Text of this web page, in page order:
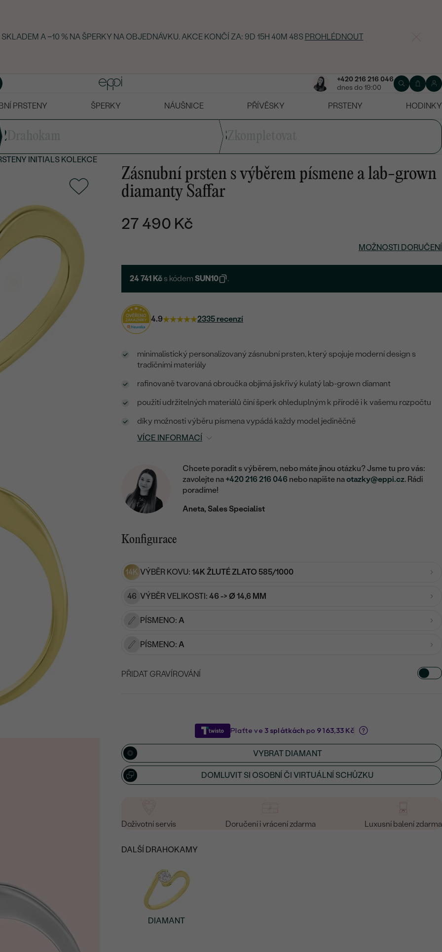
SKLADEM A −10 % NA ŠPERKY NA OBJEDNÁVKU. AKCE KONČÍ ZA: 9D 15H 40M 47S PROHLÉDNOUT
+420 216 216 046
dnes do 19:00
PRSTENY ŠPERKY NÁUŠNICE PŘÍVĚSKY PRSTENY HODINKY
2 3
INITIALS KOLEKCE
Zásnubní prsten s výběrem písmene a lab-grown
diamanty Saffar
27 490 Kč
MOŽNOSTI DORUČENÍ
24 741 Kč s kódemSUN10 .
4.9 2335 recenzí
minimalistický personalizovaný zásnubní prsten, který spojuje moderní design s
tradičními materiály
rafinovaně tvarovaná obroučka objímá jiskřivý kulatý lab-grown diamant
použití udržitelných materiálů činí šperk ohleduplným k přírodě i k vašemu rozpočtu
díky možnosti výběru písmena vypádá každy model jediněčně
VÍCE INFORMACÍ
Chcete poradit s výběrem, nebo máte jinou otázku? Jsme tu pro vás:
zavolejte na +420 216 216 046 nebo napište naotazky@eppi.cz. Rádi
poradíme!
Aneta, Sales Specialist
Konfigurace
14K VÝBĚR KOVU: 14K ŽLUTÉ ZLATO 585/1000
46 VÝBĚR VELIKOSTI: 46 -> Ø 14,6 MM
PÍSMENO: A
PÍSMENO: A
PŘIDAT GRAVÍROVÁNÍ
VYBRAT DIAMANT
DOMLUVIT SI OSOBNÍ ČI VIRTUÁLNÍ SCHŮZKU
Doživotní servis Doručení i vrácení zdarma Luxusní balení zdarma
DALŠÍ DRAHOKAMY
DIAMANT